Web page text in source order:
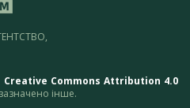
Creative Commons Attribution 4.0
інше.